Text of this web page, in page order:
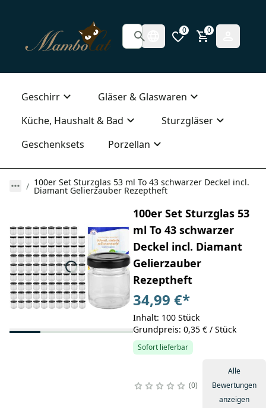
0 0
Geschirr
Gläser & Glaswaren
Küche, Haushalt & Bad
Sturzgläser
Geschenksets
Porzellan
100er Set Sturzglas 53 ml To 43 schwarzer Deckel incl.
Diamant Gelierzauber Rezeptheft
100er Set Sturzglas 53
ml To 43 schwarzer
Deckel incl. Diamant
Gelierzauber
Rezeptheft
34,99 €*
Inhalt: 100 Stück
Grundpreis: 0,35 € / Stück
Sofort lieferbar
0
Alle
Bewertungen
anzeigen